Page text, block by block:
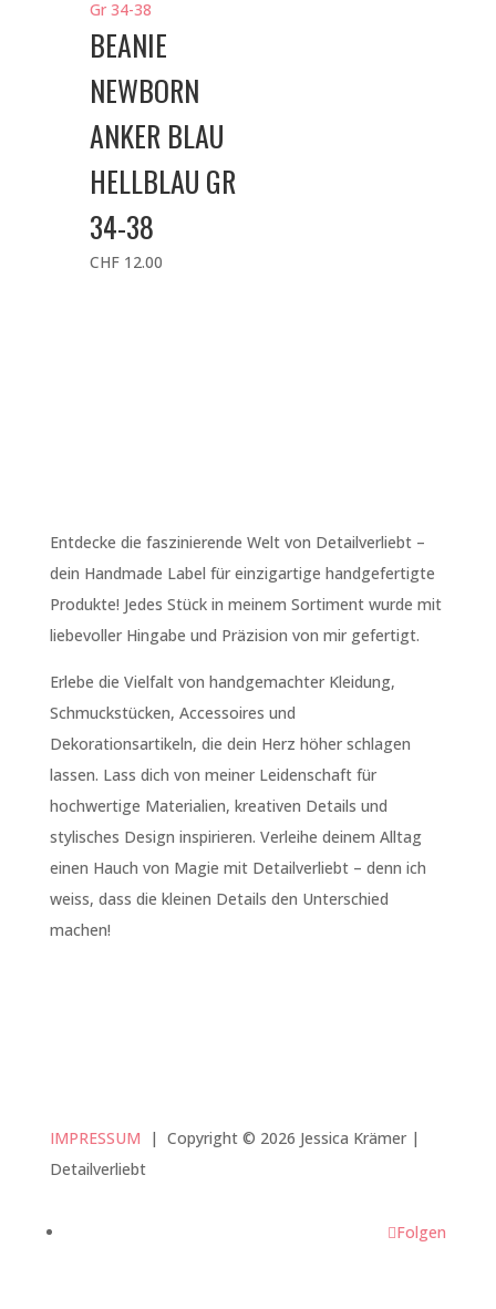
BEANIE
NEWBORN
ANKER BLAU
HELLBLAU GR
34-38
CHF12.00
Entdecke die faszinierende Welt von Detailverliebt –
dein Handmade Label für einzigartige handgefertigte
Produkte! Jedes Stück in meinem Sortiment wurde mit
liebevoller Hingabe und Präzision von mir gefertigt.
Erlebe die Vielfalt von handgemachter Kleidung,
Schmuckstücken, Accessoires und
Dekorationsartikeln, die dein Herz höher schlagen
lassen. Lass dich von meiner Leidenschaft für
hochwertige Materialien, kreativen Details und
stylisches Design inspirieren. Verleihe deinem Alltag
einen Hauch von Magie mit Detailverliebt – denn ich
weiss, dass die kleinen Details den Unterschied
machen!
IMPRESSUM | Copyright © 2026 Jessica Krämer |
Detailverliebt
Folgen